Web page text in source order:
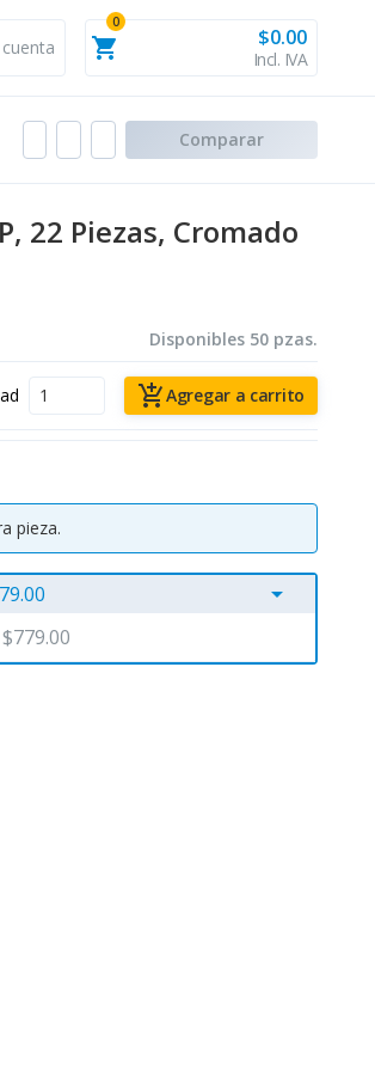
shopping_cart
0
$0.00
Incl. IVA
Comparar
22 Piezas, Cromado
Disponibles 50 pzas.
add_shopping_cartAgregar a carrito
pieza.
arrow_drop_down
$779.00